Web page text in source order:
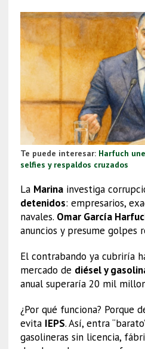
Te puede interesar: Harfuch
selfies y respaldos cruzados
La Marinainvestiga
detenidos: empresarios,
navales. Omar García
anuncios y presume golpes
El contrabando ya cubriría
mercado de diésel y
anual superaría 20 mil
¿Por qué funciona? Porque
evita IEPS. Así, entra
gasolineras sin licencia,